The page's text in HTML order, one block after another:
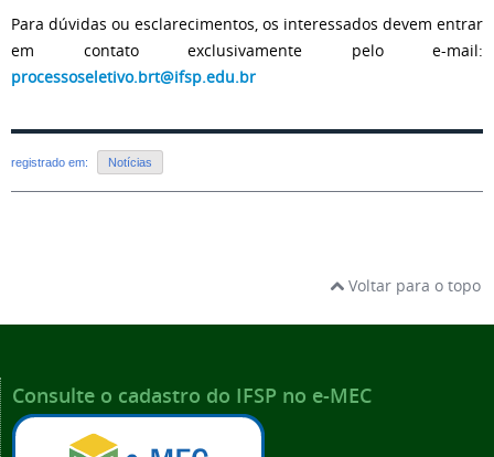
Para dúvidas ou esclarecimentos, os interessados devem entrar
em contato exclusivamente pelo e-mail:
processoseletivo.brt@ifsp.edu.br
registrado em: Notícias
Voltar para o topo
Consulte o cadastro do IFSP no e-MEC